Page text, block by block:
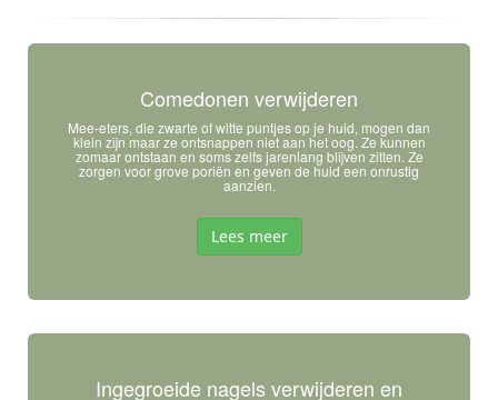
Comedonen verwijderen
Mee-eters, die zwarte of witte puntjes op je huid, mogen dan
klein zijn maar ze ontsnappen niet aan het oog. Ze kunnen
zomaar ontstaan en soms zelfs jarenlang blijven zitten. Ze
zorgen voor grove poriën en geven de huid een onrustig
aanzien.
Lees meer
Ingegroeide nagels verwijderen en